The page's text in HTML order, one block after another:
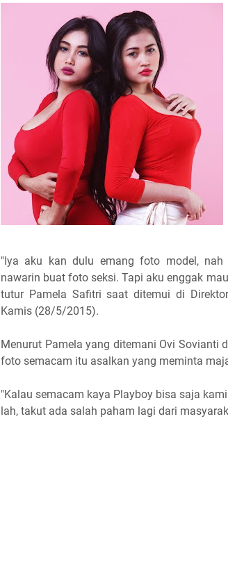
"Iya aku kan dulu emang foto model,
nawarin buat foto seksi. Tapi aku enggak
tutur Pamela Safitri saat ditemui di
Kamis (28/5/2015).
Menurut Pamela yang ditemani Ovi Sovianti
foto semacam itu asalkan yang meminta
"Kalau semacam kaya Playboy bisa saja
lah, takut ada salah paham lagi dari